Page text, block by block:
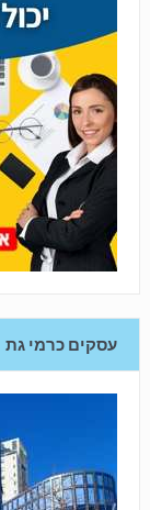
עסקים כרמי גת